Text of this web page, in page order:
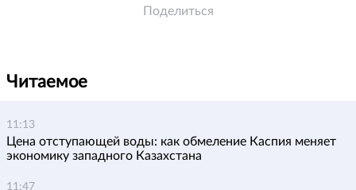
Поделиться
Читаемое
11:13
Цена отступающей воды: как обмеление Каспия меняет
экономику западного Казахстана
11:47